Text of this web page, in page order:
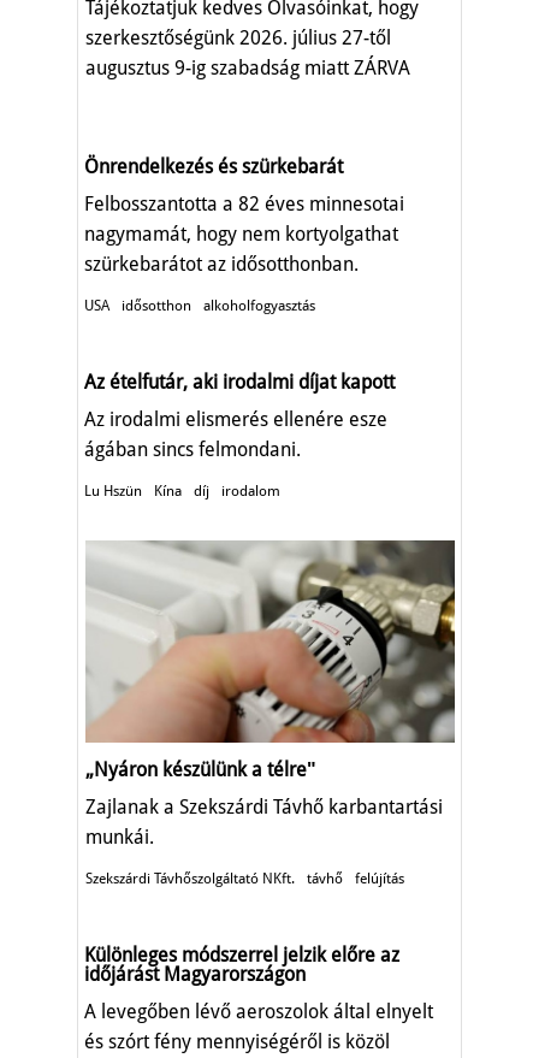
Tájékoztatjuk kedves Olvasóinkat, hogy
szerkesztőségünk 2026. július 27-től
augusztus 9-ig szabadság miatt ZÁRVA
Önrendelkezés és szürkebarát
Felbosszantotta a 82 éves minnesotai
nagymamát, hogy nem kortyolgathat
szürkebarátot az idősotthonban.
USA idősotthon alkoholfogyasztás
Az ételfutár, aki irodalmi díjat kapott
Az irodalmi elismerés ellenére esze
ágában sincs felmondani.
Lu Hszün Kína díj irodalom
„Nyáron készülünk a télreʺ
Zajlanak a Szekszárdi Távhő karbantartási
munkái.
Szekszárdi Távhőszolgáltató NKft. távhő felújítás
Különleges módszerrel jelzik előre az
időjárást Magyarországon
A levegőben lévő aeroszolok által elnyelt
és szórt fény mennyiségéről is közöl